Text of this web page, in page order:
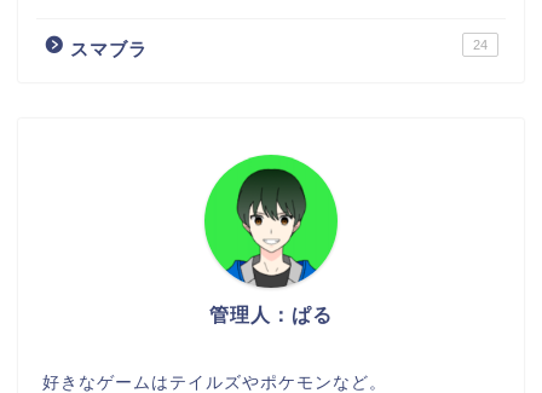
スマブラ 24
管理人：ぱる
好きなゲームはテイルズやポケモンなど。